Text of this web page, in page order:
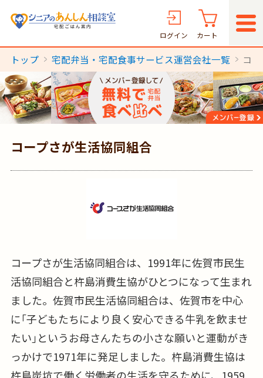
ログイン カート
トップ 宅配弁当・宅配食事サービス運営会社一覧 コ
コープさが生活協同組合
コープさが生活協同組合は、1991年に佐賀市民生
活協同組合と杵島消費生協がひとつになって生まれ
ました。佐賀市民生活協同組合は、佐賀市を中心
に｢子どもたちにより良く安心できる牛乳を飲ませ
たい｣というお母さんたちの小さな願いと運動がき
っかけで1971年に発足しました。杵島消費生協は